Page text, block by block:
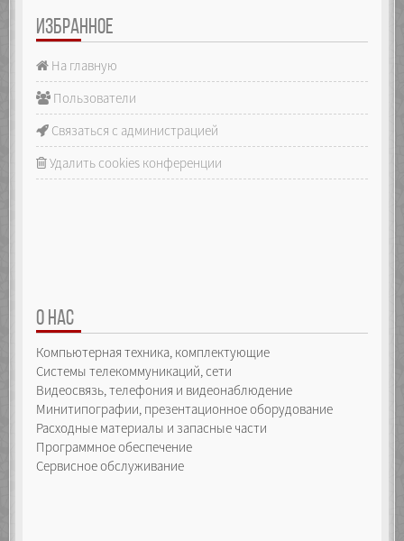
ИЗБРАННОЕ
На главную
Пользователи
Связаться с администрацией
Удалить cookies конференции
О НАС
Компьютерная техника, комплектующие
Системы телекоммуникаций, сети
Видеосвязь, телефония и видеонаблюдение
Минитипографии, презентационное оборудование
Расходные материалы и запасные части
Программное обеспечение
Сервисное обслуживание